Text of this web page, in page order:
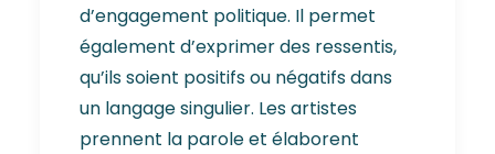
d’engagement politique. Il permet
également d’exprimer des ressentis,
qu’ils soient positifs ou négatifs dans
un langage singulier. Les artistes
prennent la parole et élaborent